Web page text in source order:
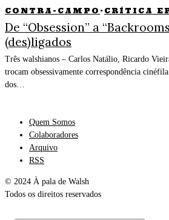
CONTRA-CAMPO · CRÍTICA
De “Obsession” a
(des)ligados
Três walshianos – Carlos Natálio, Ricardo
trocam obsessivamente correspondência
dos…
Quem Somos
Colaboradores
Arquivo
RSS
© 2024 À pala de Walsh
Todos os direitos reservados